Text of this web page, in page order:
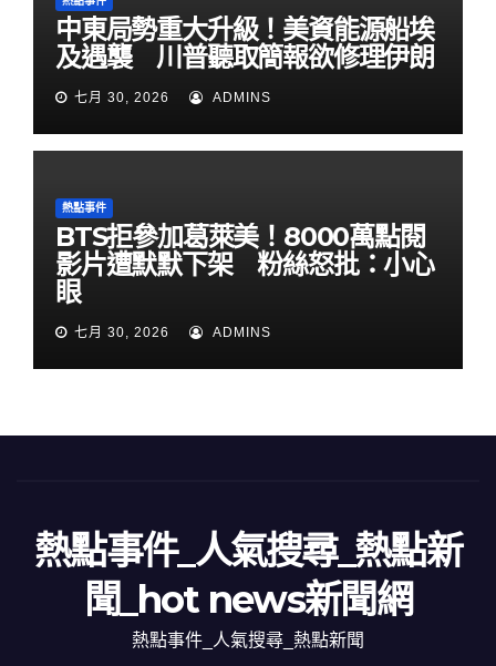
中東局勢重大升級！美資能源船埃
及遇襲 川普聽取簡報欲修理伊朗
七月 30, 2026 ADMINS
熱點事件
BTS拒參加葛萊美！8000萬點閱
影片遭默默下架 粉絲怒批：小心
眼
七月 30, 2026 ADMINS
熱點事件_人氣搜尋_熱點新
聞_hot news新聞網
熱點事件_人氣搜尋_熱點新聞